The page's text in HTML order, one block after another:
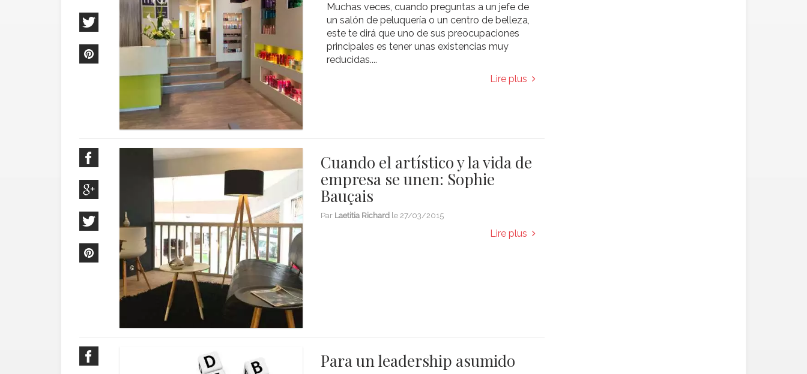
Muchas veces, cuando preguntas a un jefe de
un salón de peluquería o un centro de belleza,
este te dirá que uno de sus preocupaciones
principales es tener unas existencias muy
reducidas....
Lire plus
Cuando el artístico y la vida de
empresa se unen: Sophie
Bauçais
Par Laetitia Richard le 27/03/2015
Lire plus
Para un leadership asumido